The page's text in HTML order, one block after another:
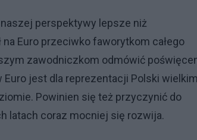
perspektywy lepsze niż
Euro przeciwko faworytkom całego
zawodniczkom odmówić
Euro jest dla reprezentacji Polski wielkim
Powinien się też przyczynić do
latach coraz mocniej się rozwija.